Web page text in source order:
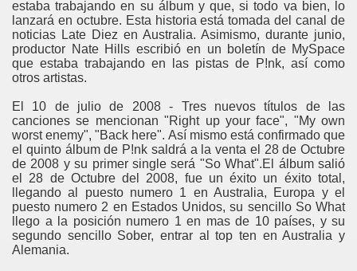
estaba trabajando en su álbum y que, si todo va bien, lo
lanzará en octubre. Esta historia está tomada del canal de
noticias Late Diez en Australia. Asimismo, durante junio,
productor Nate Hills escribió en un boletín de MySpace
que estaba trabajando en las pistas de P!nk, así como
otros artistas.
El 10 de julio de 2008 - Tres nuevos títulos de las
canciones se mencionan "Right up your face", "My own
worst enemy", "Back here". Así mismo está confirmado que
el quinto álbum de P!nk saldrá a la venta el 28 de Octubre
de 2008 y su primer single será "So What".El álbum salió
el 28 de Octubre del 2008, fue un éxito un éxito total,
llegando al puesto numero 1 en Australia, Europa y el
puesto numero 2 en Estados Unidos, su sencillo So What
llego a la posición numero 1 en mas de 10 países, y su
segundo sencillo Sober, entrar al top ten en Australia y
Alemania.